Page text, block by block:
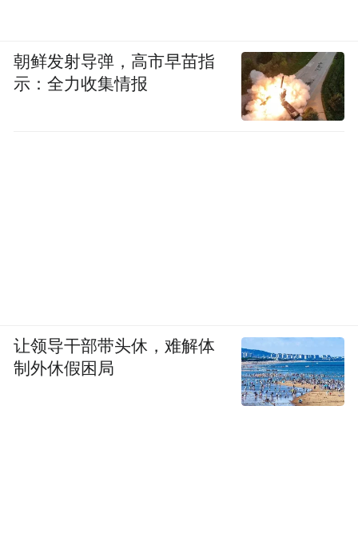
朝鲜发射导弹，高市早苗指
示：全力收集情报
让领导干部带头休，难解体
制外休假困局